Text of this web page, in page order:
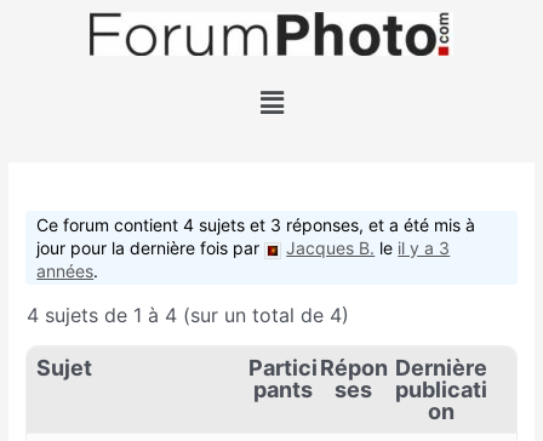
Ce forum contient 4 sujets et 3 réponses, et a été mis à
jour pour la dernière fois par
Jacques B. le il y a 3
années.
4 sujets de 1 à 4 (sur un total de 4)
Sujet
Partici
pants
Répon
ses
Dernière
publicati
on